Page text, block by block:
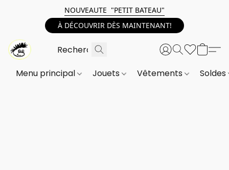
NOUVEAUTE "PETIT BATEAU"
À DÉCOUVRIR DÈS MAINTENANT!
Menu principal Jouets Vêtements Soldes